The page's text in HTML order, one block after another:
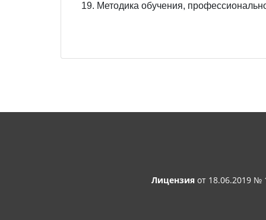
Методика обучения,
Лицензия от 18.06.2019 №